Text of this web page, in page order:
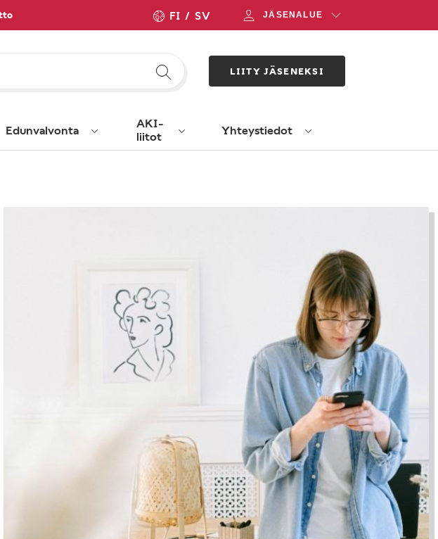
FI SV JÄSENALUE
LIITY JÄSENEKSI
Edunvalvonta
AKI-
liitot
Yhteystiedot